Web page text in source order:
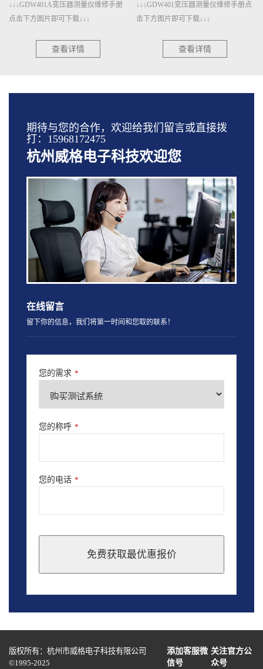
↓↓↓GDW401A变压器测量仪维修手册
点击下方图片即可下载↓↓↓
查看详情
↓↓↓GDW401变压器测量仪维修手册点
击下方图片即可下载↓↓↓
查看详情
期待与您的合作，欢迎给我们留言或直接拨
打：15968172475
杭州威格电子科技欢迎您
在线留言
留下你的信息，我们将第一时间和您取的联系！
您的需求 *
您的称呼 *
您的电话 *
免费获取最优惠报价
should
blank
版权所有：杭州市威格电子科技有限公司
©1995-2025
添加客服微
信号
关注官方公
众号